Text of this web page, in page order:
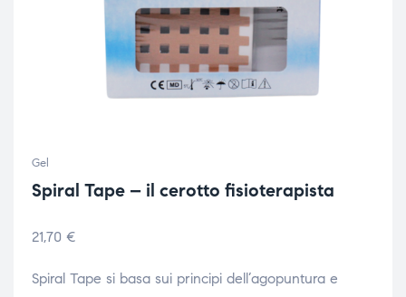
Gel
Spiral Tape – il cerotto fisioterapista
21,70 €
Spiral Tape si basa sui principi dell’agopuntura e